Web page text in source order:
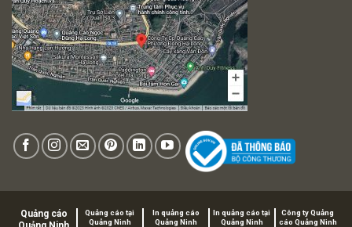
Quảng cáo
Quảng cáo tại
Quảng Ninh
In quảng cáo
Quảng Ninh
In quảng cáo tại
Quảng Ninh
Công ty Quảng
cáo Quảng Ninh